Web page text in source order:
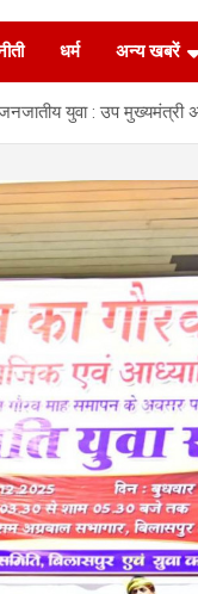
धर्म अन्य खबरें
युवा : उप मुख्यमंत्री